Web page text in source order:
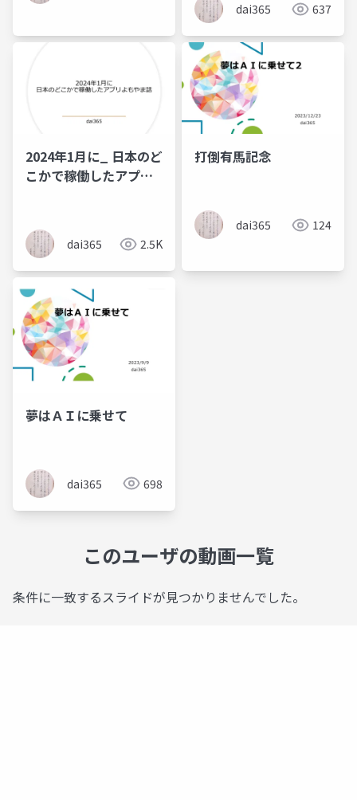
dai365 637
2024年1月に_ 日本のど
こかで稼働したアプリ
dai365 2.5K
打倒有馬記念
dai365 124
夢はＡＩに乗せて
dai365 698
このユーザの動画一覧
条件に一致するスライドが見つかりませんでした。